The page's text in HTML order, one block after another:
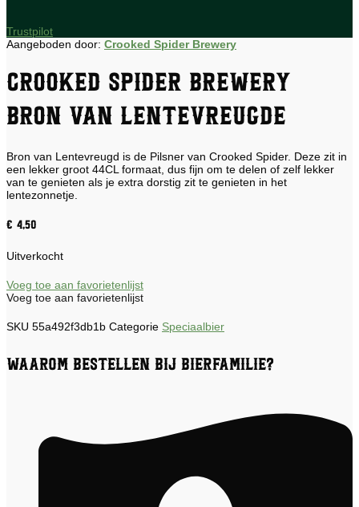
Trustpilot
Aangeboden door: Crooked Spider Brewery
Crooked Spider Brewery
Bron van Lentevreugde
Bron van Lentevreugd is de Pilsner van Crooked Spider. Deze zit in
een lekker groot 44CL formaat, dus fijn om te delen of zelf lekker
van te genieten als je extra dorstig zit te genieten in het
lentezonnetje.
€ 4,50
Uitverkocht
Voeg toe aan favorietenlijst
Voeg toe aan favorietenlijst
SKU 55a492f3db1b Categorie Speciaalbier
Waarom bestellen bij Bierfamilie?